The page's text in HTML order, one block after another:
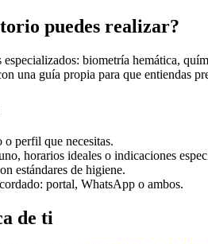
puedes realizar?
especializados: biometría hemática,
una guía propia para que entiendas
perfil que necesitas.
horarios ideales o indicaciones
estándares de higiene.
portal, WhatsApp o ambos.
de ti